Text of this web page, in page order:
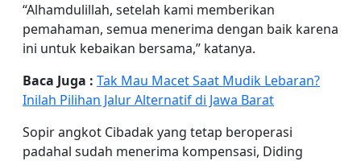
“Alhamdulillah, setelah kami memberikan
pemahaman, semua menerima dengan baik karena
ini untuk kebaikan bersama,” katanya.
Baca Juga : Tak Mau Macet Saat Mudik Lebaran?
Inilah Pilihan Jalur Alternatif di Jawa Barat
Sopir angkot Cibadak yang tetap beroperasi
padahal sudah menerima kompensasi, Diding